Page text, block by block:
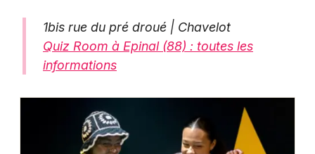
1bis rue du pré droué | Chavelot
Quiz Room à Epinal (88) : toutes les
informations